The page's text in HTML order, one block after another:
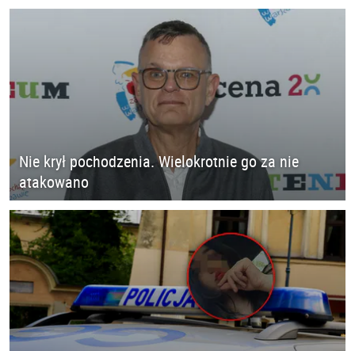
Nie krył pochodzenia. Wielokrotnie go za nie
atakowano